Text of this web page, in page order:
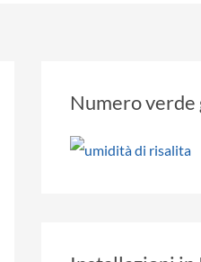
Numero